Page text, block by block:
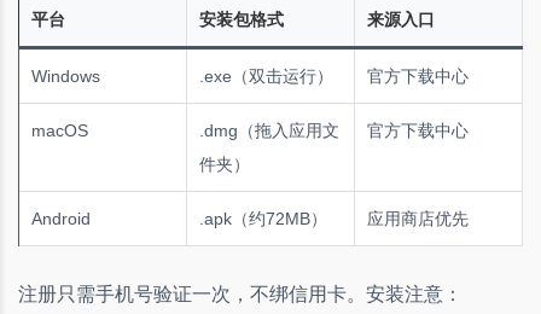
平台 安装包格式 来源入口
Windows .exe（双击运行） 官方下载中心
macOS
.dmg（拖入应用文
件夹）
官方下载中心
Android .apk（约72MB） 应用商店优先
注册只需手机号验证一次，不绑信用卡。安装注意：